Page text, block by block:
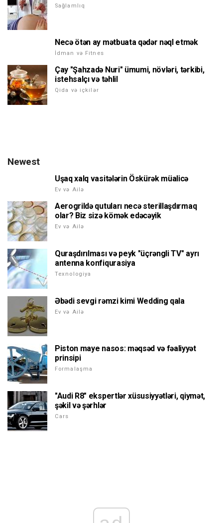
Sağlamlıq
Necə ötən ay mətbuata qədər nəql etmək
İdman və Fitnes
Çay "Şahzadə Nuri" ümumi, növləri, tərkibi,
istehsalçı və təhlil
Qida və içkilər
Newest
Uşaq xalq vasitələrin Öskürək müalicə
Ev və Ailə
Aerogrildə qutuları necə sterillaşdırmaq
olar? Biz sizə kömək edəcəyik
Ev və Ailə
Quraşdırılması və peyk "üçrəngli TV" ayrı
antenna konfiqurasiya
Texnologiya
Əbədi sevgi rəmzi kimi Wedding qala
Ev və Ailə
Piston maye nasos: məqsəd və fəaliyyət
prinsipi
Formalaşma
"Audi R8" ekspertlər xüsusiyyətləri, qiymət,
şəkil və şərhlər
Cars